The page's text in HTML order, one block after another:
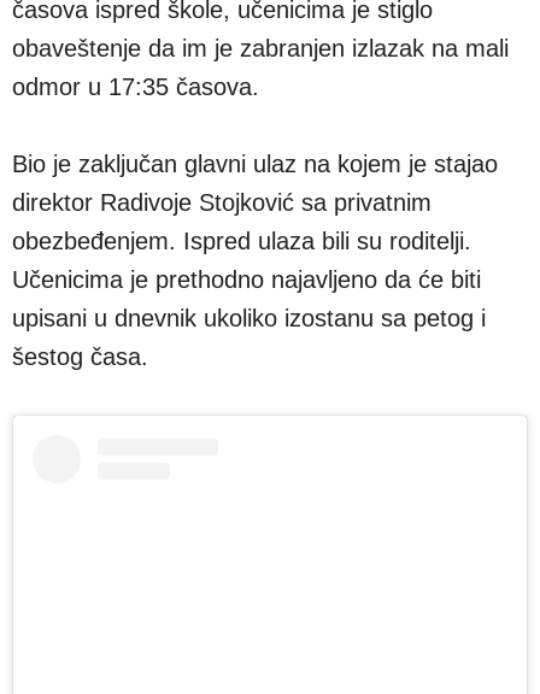
časova ispred škole, učenicima je stiglo
obaveštenje da im je zabranjen izlazak na mali
odmor u 17:35 časova.
Bio je zaključan glavni ulaz na kojem je stajao
direktor Radivoje Stojković sa privatnim
obezbeđenjem. Ispred ulaza bili su roditelji.
Učenicima je prethodno najavljeno da će biti
upisani u dnevnik ukoliko izostanu sa petog i
šestog časa.